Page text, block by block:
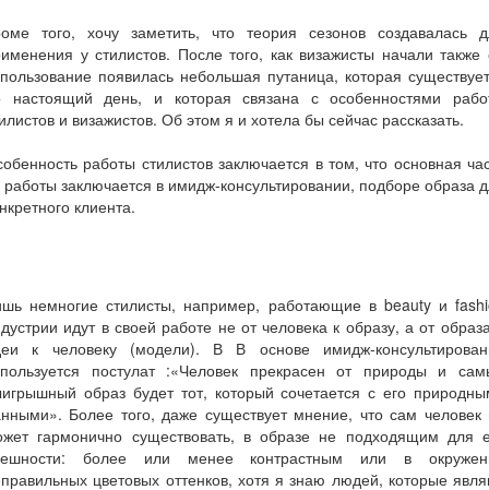
того, хочу заметить, что теория сезонов создавалась
у стилистов. После того, как визажисты начали также
появилась небольшая путаница, которая
настоящий день, и которая связана с особенностями
и визажистов. Об этом я и хотела бы сейчас рассказать.
работы стилистов заключается в том, что основная
работы заключается в имидж-консультировании, подборе образа
клиента.
немногие стилисты, например, работающие в beauty и
идут в своей работе не от человека к образу, а от
к человеку (модели). В В основе имидж-
постулат :«Человек прекрасен от природы и
образ будет тот, который сочетается с его
Более того, даже существует мнение, что сам человек
гармонично существовать, в образе не подходящим для
более или менее контрастным или в
цветовых оттенков, хотя я знаю людей, которые